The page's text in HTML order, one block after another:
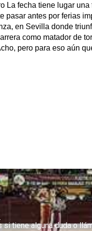
La fecha tiene lugar
pasar antes por ferias
en Sevilla donde
como matador de
pero para eso aún
tiene alguna duda o